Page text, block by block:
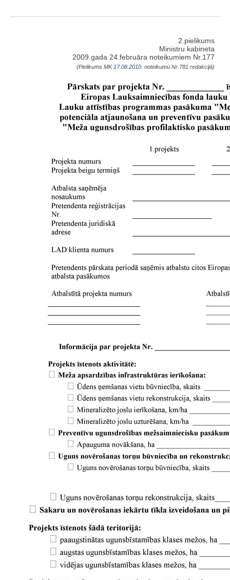
2.pielikums
Ministru kabineta
2009.gada 24.februāra noteikumiem Nr.177
(Pielikums MK 17.08.2010. noteikumu Nr.781 redakcijā)